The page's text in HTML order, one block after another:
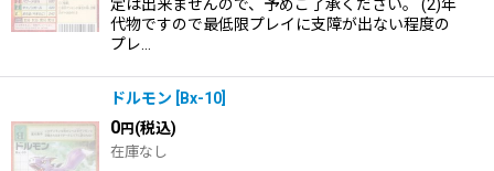
定は出来ませんので、予めご了承ください。 (2)年
代物ですので最低限プレイに支障が出ない程度の
プレ…
ドルモン Bx-10
0円(税込)
在庫なし